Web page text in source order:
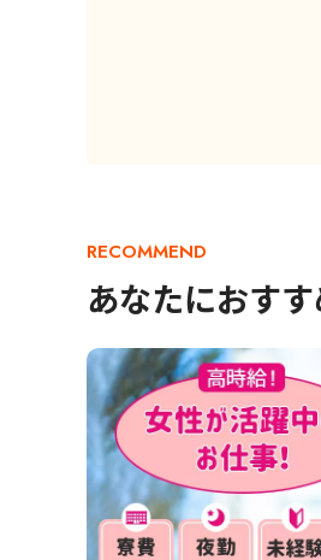
RECOMMEND
あなたにおす